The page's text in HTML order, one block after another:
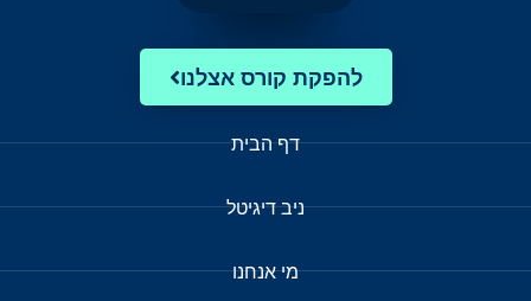
להפקת קורס אצלנו
דף הבית
ניב דיגיטל
מי אנחנו